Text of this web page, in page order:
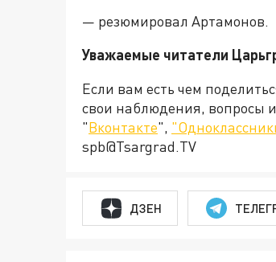
— резюмировал Артамонов.
Уважаемые читатели
Если вам есть чем
свои наблюдения, вопросы
"Вконтакте",
spb@Tsargrad.TV
ДЗЕН